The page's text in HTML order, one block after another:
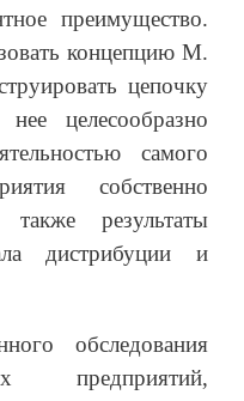
преимущество.
концепцию М.
цепочку
целесообразно
самого
собственно
результаты
дистрибуции и
обследования
предприятий,